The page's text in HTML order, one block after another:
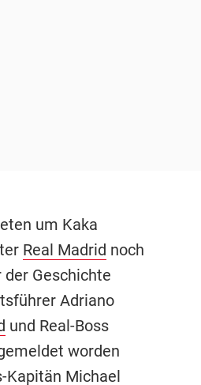
um Kaka
Real Madrid noch
Geschichte
Adriano
und Real-Boss
worden
Kapitän Michael